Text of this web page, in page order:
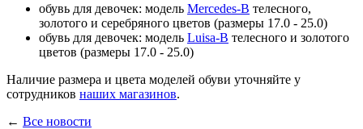
обувь для девочек: модель Mercedes-B телесного,
золотого и серебряного цветов (размеры 17.0 - 25.0)
обувь для девочек: модель Luisa-B телесного и золотого
цветов (размеры 17.0 - 25.0)
Наличие размера и цвета моделей обуви уточняйте у
сотрудников наших магазинов.
← Все новости